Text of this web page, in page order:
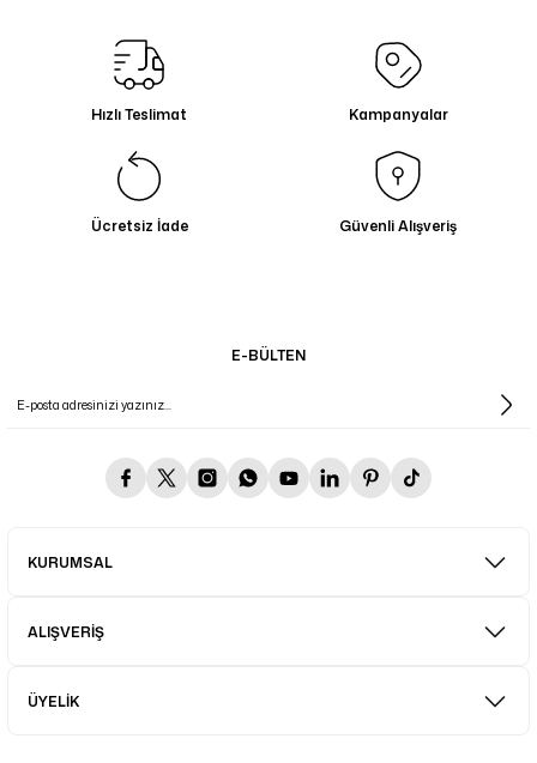
Hızlı Teslimat Kampanyalar
Ücretsiz İade Güvenli Alışveriş
E-BÜLTEN
KURUMSAL
ALIŞVERİŞ
ÜYELİK